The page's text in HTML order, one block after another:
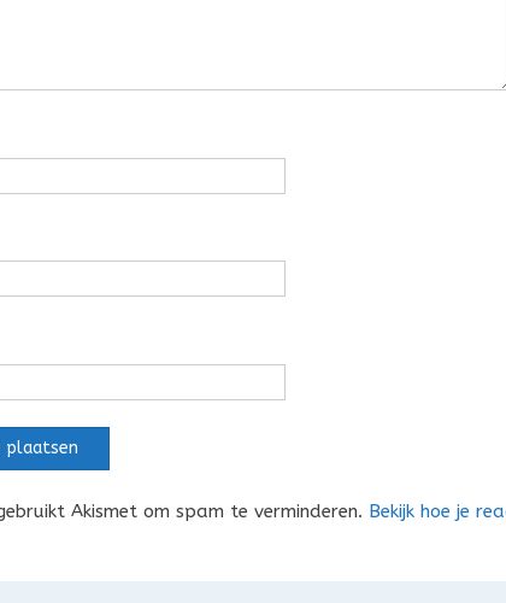
Akismet om spam te verminderen. Bekijk hoe je